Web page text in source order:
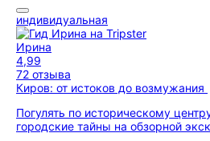
индивидуальная
Ирина
4,99
72 отзыва
Киров: от истоков до возмужания
Погулять по историческому
городские тайны на обзорной